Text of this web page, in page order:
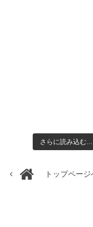
さらに読み込む...
トップページ